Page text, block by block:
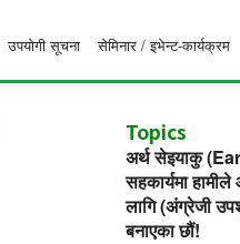
उपयोगी सूचना सेमिनार / इभेन्ट-कार्यक्रम
Topics
अर्थ सेइयाकु
सहकार्यमा
लागि (अंग्रेजी
बनाएका छौं!